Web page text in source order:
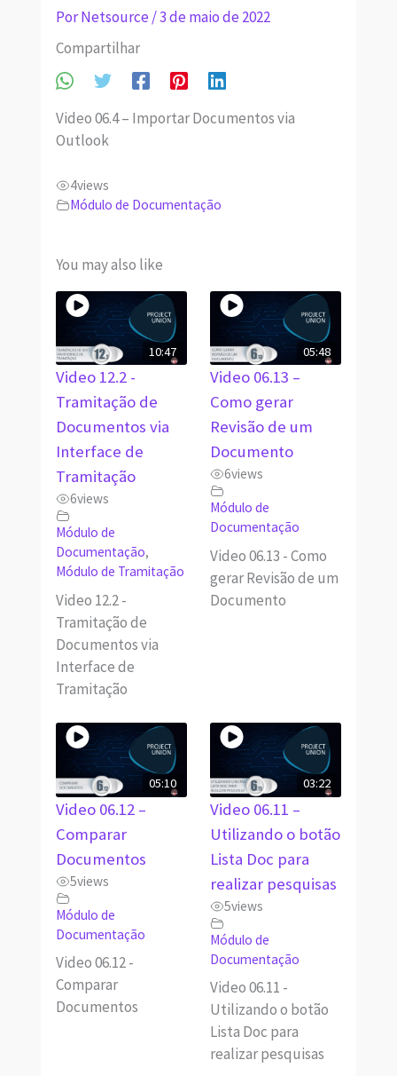
PorNetsource /3 de maio de 2022
Compartilhar
Video 06.4 – Importar Documentos via
Outlook
4views
Módulo de Documentação
You may also like
10:47
Video 12.2 -
Tramitação de
Documentos via
Interface de
Tramitação
6views
Módulo de
Documentação,
Módulo de Tramitação
Video 12.2 -
Tramitação de
Documentos via
Interface de
Tramitação
05:48
Video 06.13 –
Como gerar
Revisão de um
Documento
6views
Módulo de
Documentação
Video 06.13 - Como
gerar Revisão de um
Documento
05:10
Video 06.12 –
Comparar
Documentos
5views
Módulo de
Documentação
Video 06.12 -
Comparar
Documentos
03:22
Video 06.11 –
Utilizando o botão
Lista Doc para
realizar pesquisas
5views
Módulo de
Documentação
Video 06.11 -
Utilizando o botão
Lista Doc para
realizar pesquisas